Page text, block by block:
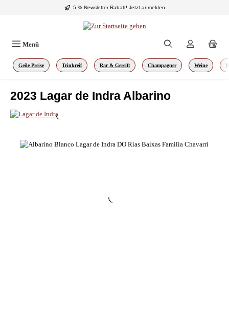
Zum Hauptinhalt springen5 % Newsletter Rabatt! Jetzt anmelden
Menü
Geile Preise Trinkreif Rar & Gereift Champagner Weine
2023 Lagar de Indra Albarino
Bildergalerie überspringen